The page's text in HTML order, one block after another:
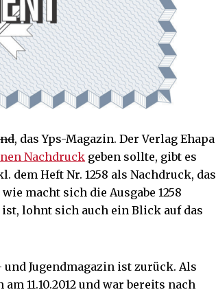
, das Yps-Magazin. Der Verlag Ehapa
Nachdruck geben sollte, gibt es
Heft Nr. 1258 als Nachdruck, das
macht sich die Ausgabe 1258
lohnt sich auch ein Blick auf das
und Jugendmagazin ist zurück. Als
11.10.2012 und war bereits nach